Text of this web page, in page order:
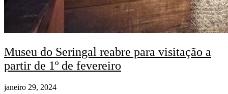
Museu do Seringal reabre para visitação a
partir de 1º de fevereiro
janeiro 29, 2024